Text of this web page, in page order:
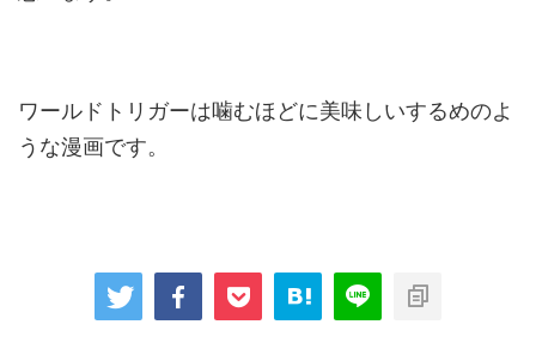
ワールドトリガーは噛むほどに美味しいするめのよ
うな漫画です。